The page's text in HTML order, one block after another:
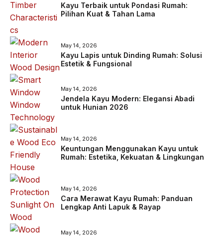
Kayu Terbaik untuk Pondasi Rumah:
Pilihan Kuat & Tahan Lama
May 14, 2026
Kayu Lapis untuk Dinding Rumah: Solusi
Estetik & Fungsional
May 14, 2026
Jendela Kayu Modern: Elegansi Abadi
untuk Hunian 2026
May 14, 2026
Keuntungan Menggunakan Kayu untuk
Rumah: Estetika, Kekuatan & Lingkungan
May 14, 2026
Cara Merawat Kayu Rumah: Panduan
Lengkap Anti Lapuk & Rayap
May 14, 2026